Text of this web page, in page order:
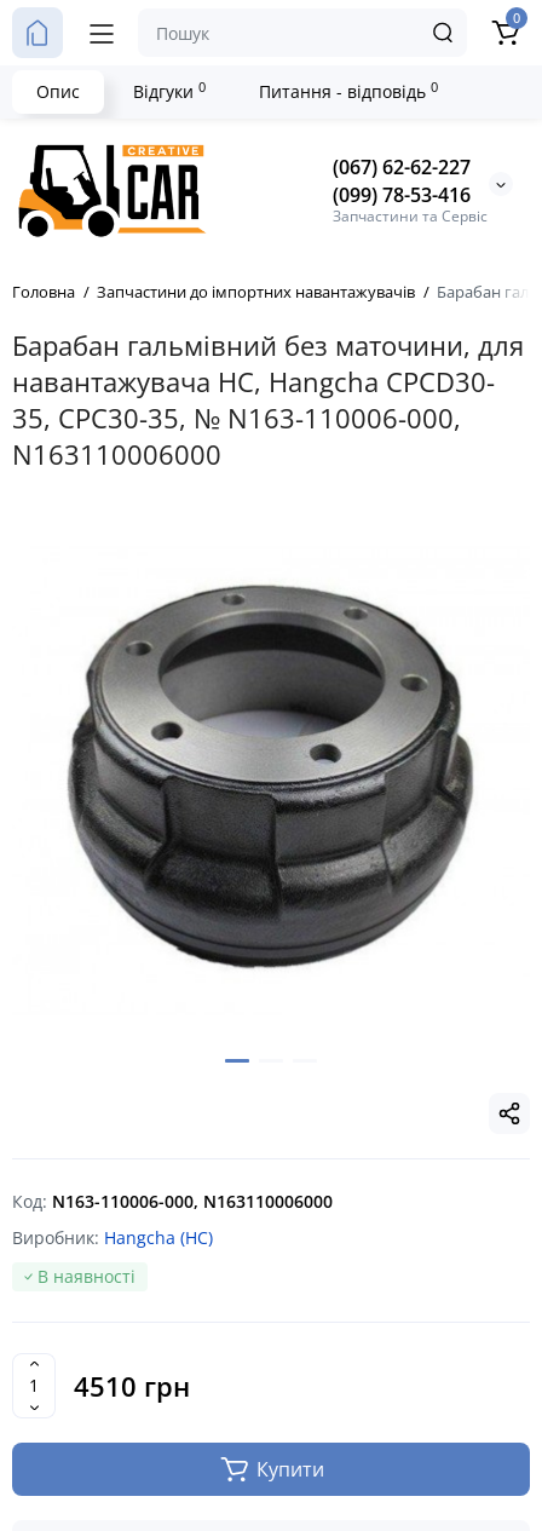
(067) 62-62-227
(099) 78-53-416
Запчастини та Сервіс
0
Головна Запчастини до імпортних навантажувачів Барабан
Барабан гальмівний без маточини, для
навантажувача HC, Hangcha CPCD30-
35, CPC30-35, № N163-110006-000,
N163110006000
Код: N163-110006-000, N163110006000
Виробник: Hangcha (HC)
В наявності
4510 грн
Купити
Опис Відгуки 0 Питання - відповідь 0